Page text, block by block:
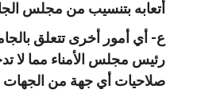
أتعابه بتنسيب من مجلس
ع- أي أمور أخرى تتعلق
رئيس مجلس الأمناء مما لا
صلاحيات أي جهة من